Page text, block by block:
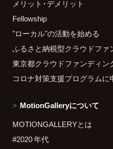
メリット・デメリット
Fellowship
"ローカル"の活動を始める
ふるさと納税型クラウドファ
東京都クラウドファンディン
コロナ対策支援プログラムに
MotionGalleryについて
MOTIONGALLERYとは
#2020 年代